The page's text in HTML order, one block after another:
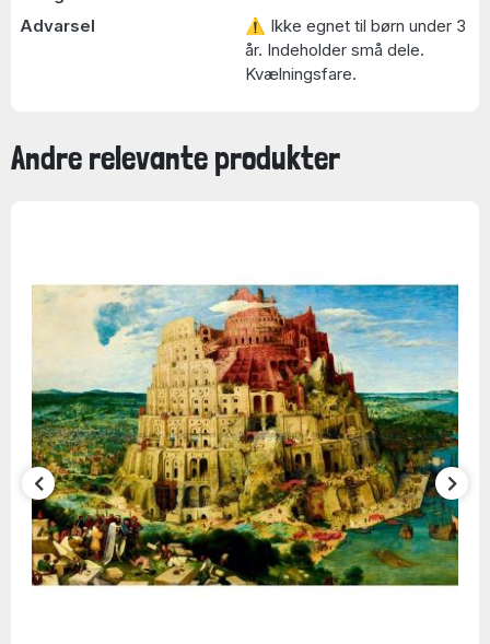
Advarsel
⚠ Ikke egnet til børn under 3
år. Indeholder små dele.
Kvælningsfare.
Andre relevante produkter